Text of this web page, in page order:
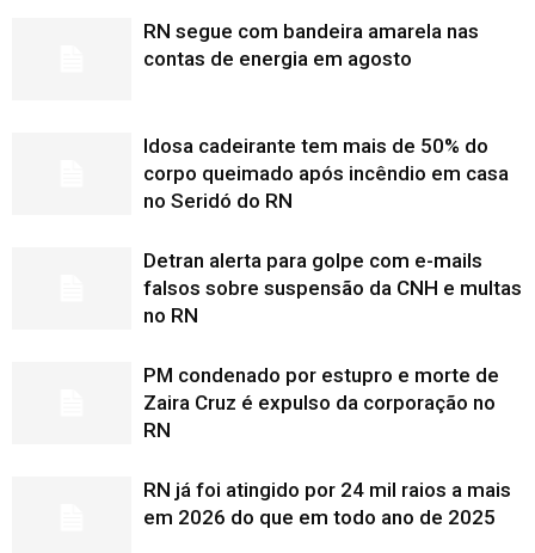
RN segue com bandeira amarela nas
contas de energia em agosto
Idosa cadeirante tem mais de 50% do
corpo queimado após incêndio em casa
no Seridó do RN
Detran alerta para golpe com e-mails
falsos sobre suspensão da CNH e multas
no RN
PM condenado por estupro e morte de
Zaira Cruz é expulso da corporação no
RN
RN já foi atingido por 24 mil raios a mais
em 2026 do que em todo ano de 2025